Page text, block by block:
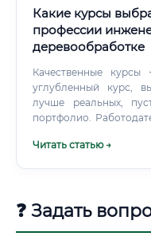
Какие курсы
профессии
деревообработке
Качественные
углубленный курс,
лучше реальных,
портфолио.
специалиста,
Читать статью →
❓ Задать